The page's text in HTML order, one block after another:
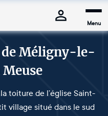
Menu
de Méligny-le-
toiture de l’église Saint-
village situé dans le sud